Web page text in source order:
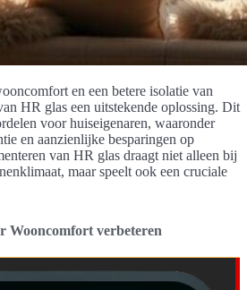
en een betere isolatie van
HR glas een uitstekende oplossing. Dit
voor huiseigenaren, waaronder
en aanzienlijke besparingen op
van HR glas draagt niet alleen bij
maar speelt ook een cruciale
Wooncomfort verbeteren